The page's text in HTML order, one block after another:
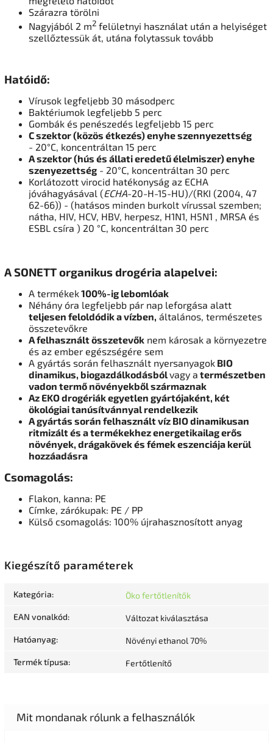
Szárazra törölni
Nagyjából 2 m2 felületnyi használat után a helyiséget
szellőztessük át, utána folytassuk tovább
Hatóidő:
Vírusok legfeljebb 30 másodperc
Baktériumok legfeljebb 5 perc
Gombák és penészedés legfeljebb 15 perc
C szektor (közös étkezés) enyhe szennyezettség
- 20°C, koncentráltan 15 perc
A szektor (hús és állati eredetű élelmiszer) enyhe
szenyezettség - 20°C, koncentráltan 30 perc
Korlátozott virocid hatékonyság az ECHA
jóváhagyásával (ECHA-20-H-15-HU)/(RKI (2004, 47
62-66)) - (hatásos minden burkolt vírussal szemben;
nátha, HIV, HCV, HBV, herpesz, H1N1, H5N1 , MRSA és
ESBL csíra ) 20 °C, koncentráltan 30 perc
A SONETT organikus drogéria alapelvei:
A termékek100%-ig lebomlóak
Néhány óra legfeljebb pár nap leforgása alatt
teljesen feloldódik a vízben, általános, természetes
összetevőkre
A felhasznált összetevők nem károsak a környezetre
és az ember egészségére sem
A gyártás során felhasznált nyersanyagok BIO
dinamikus, biogazdálkodásból vagy a természetben
vadon termő növényekből származnak
Az EKO drogériák egyetlen gyártójaként, két
ökológiai tanúsítvánnyal rendelkezik
A gyártás során felhasznált víz BIO dinamikusan
ritmizált és a termékekhez energetikailag erős
növények, drágakövek és fémek eszenciája kerül
hozzáadásra
Csomagolás:
Flakon, kanna: PE
Címke, zárókupak: PE / PP
Külső csomagolás: 100% újrahasznosított anyag
Kiegészítő paraméterek
Kategória: Öko fertőtlenítők
EAN vonalkód: Változat kiválasztása
Hatóanyag: Növényi ethanol 70%
Termék típusa: Fertőtlenítő